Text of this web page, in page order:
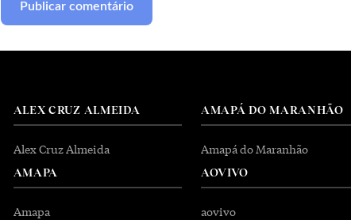
ALEX CRUZ ALMEIDA
Alex Cruz Almeida
AMAPA
Amapa
AMAPÁ DO MARANHÃO
Amapá do Maranhão
AOVIVO
aovivo